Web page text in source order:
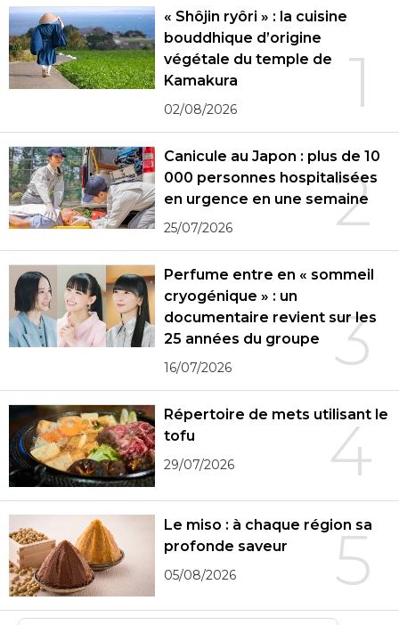
1
« Shôjin ryôri » : la cuisine
bouddhique d’origine
végétale du temple de
Kamakura
02/08/2026
2
Canicule au Japon : plus de 10
000 personnes hospitalisées
en urgence en une semaine
25/07/2026
3
Perfume entre en « sommeil
cryogénique » : un
documentaire revient sur les
25 années du groupe
16/07/2026
4
Répertoire de mets utilisant le
tofu
29/07/2026
5
Le miso : à chaque région sa
profonde saveur
05/08/2026